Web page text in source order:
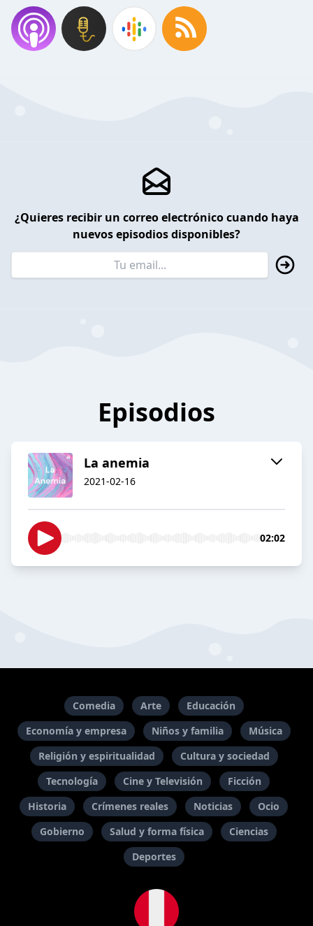
¿Quieres recibir un correo electrónico cuando haya
nuevos episodios disponibles?
Episodios
La anemia
2021-02-16
02:02
Comedia Arte
Educación
Economía y empresa
Niños y familia
Música
Religión y espiritualidad
Cultura y sociedad
Tecnología
Cine y Televisión
Ficción
Historia
Crímenes reales Noticias
Ocio
Gobierno
Salud y forma física
Ciencias
Deportes